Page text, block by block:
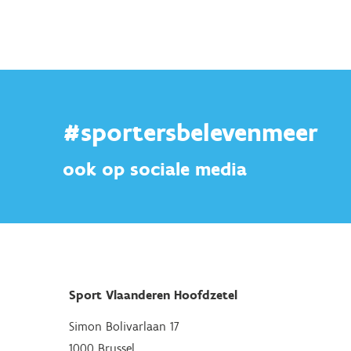
#sportersbelevenmeer
ook op sociale media
Sport Vlaanderen Hoofdzetel
Simon Bolivarlaan 17